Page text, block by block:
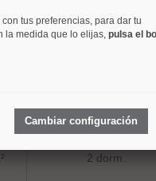
2 dorm.
tus preferencias, para dar tu
la medida que lo elijas, pulsa el
Cambiar configuración